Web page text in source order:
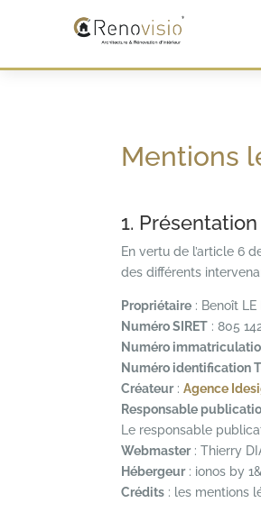
Mentions
1.
En vertu de l’article 6
des différents
Propriétaire : Benoît
Numéro SIRET : 805
Numéro
Numéro identification
Créateur : Agence
Responsable
Le responsable
Webmaster : Thierry
Hébergeur : ionos by
Crédits : les mentions